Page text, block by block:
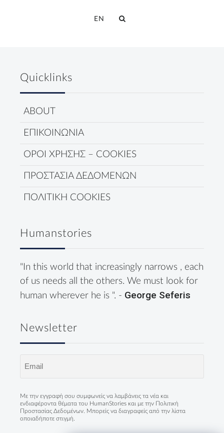
EN
Quicklinks
ABOUT
ΕΠΙΚΟΙΝΩΝΙΑ
ΟΡΟΙ ΧΡΗΣΗΣ – COOKIES
ΠΡΟΣΤΑΣΙΑ ΔΕΔΟΜΕΝΩΝ
ΠΟΛΙΤΙΚΗ COOKIES
Humanstories
"In this world that increasingly narrows , each
of us needs all the others. We must look for
human wherever he is ". - George Seferis
Newsletter
Με την εγγραφή σου συμφωνείς να λαμβάνεις τα νέα και
ενδιαφέροντα θέματα του HumanStories και με την
Πολιτική
Προστασίας Δεδομένων . Μπορείς να διαγραφείς από την λίστα
οποιαδήποτε στιγμή.